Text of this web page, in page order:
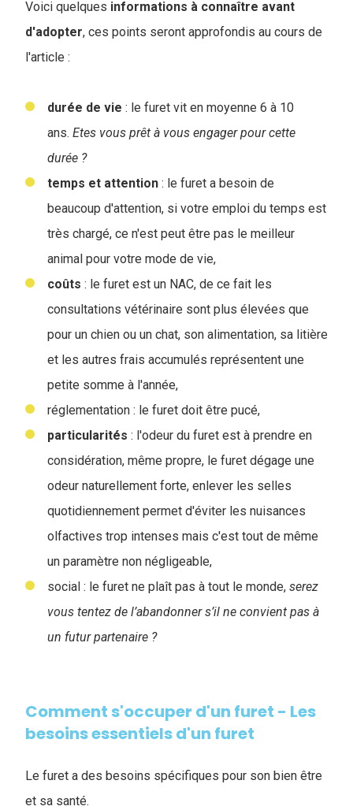
Voici quelques informations à connaître avant
d'adopter, ces points seront approfondis au cours de
l'article :
durée de vie : le furet vit en moyenne 6 à 10
ans. Etes vous prêt à vous engager pour cette
durée ?
temps et attention : le furet a besoin de
beaucoup d'attention, si votre emploi du temps est
très chargé, ce n'est peut être pas le meilleur
animal pour votre mode de vie,
coûts : le furet est un NAC, de ce fait les
consultations vétérinaire sont plus élevées que
pour un chien ou un chat, son alimentation, sa litière
et les autres frais accumulés représentent une
petite somme à l'année,
réglementation : le furet doit être pucé,
particularités : l'odeur du furet est à prendre en
considération, même propre, le furet dégage une
odeur naturellement forte, enlever les selles
quotidiennement permet d'éviter les nuisances
olfactives trop intenses mais c'est tout de même
un paramètre non négligeable,
social : le furet ne plaît pas à tout le monde, serez
vous tentez de l’abandonner s’il ne convient pas à
un futur partenaire ?
Comment s'occuper d'un furet - Les
besoins essentiels d'un furet
Le furet a des besoins spécifiques pour son bien être
et sa santé.